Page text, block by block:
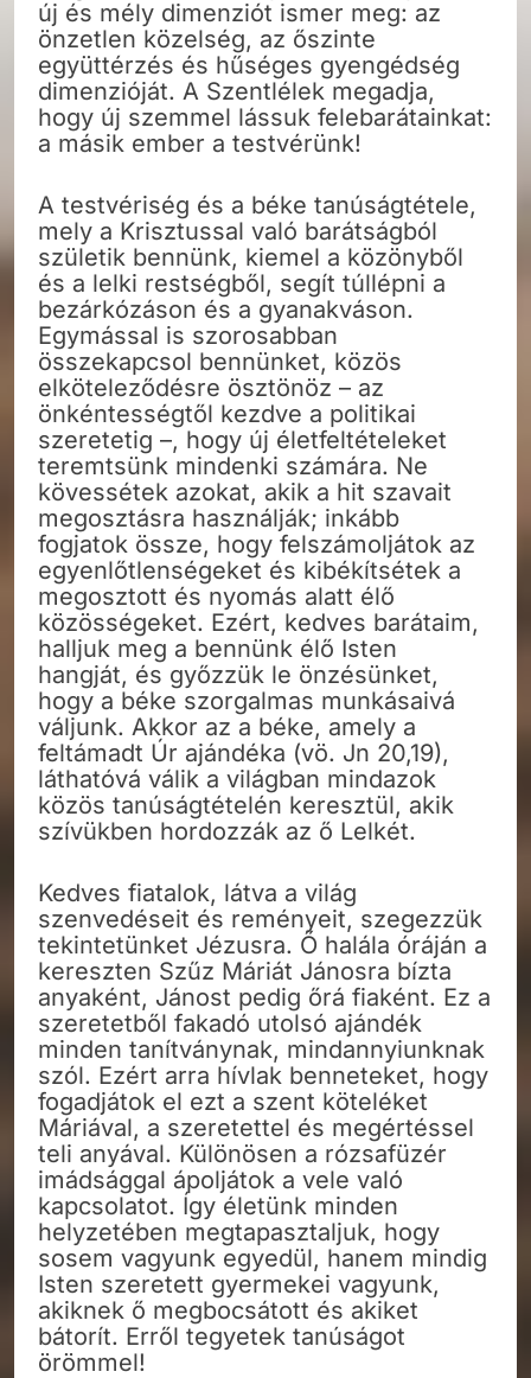
új és mély dimenziót ismer meg: az
önzetlen közelség, az őszinte
együttérzés és hűséges gyengédség
dimenzióját. A Szentlélek megadja,
hogy új szemmel lássuk felebarátainkat:
a másik ember a testvérünk!
A testvériség és a béke tanúságtétele,
mely a Krisztussal való barátságból
születik bennünk, kiemel a közönyből
és a lelki restségből, segít túllépni a
bezárkózáson és a gyanakváson.
Egymással is szorosabban
összekapcsol bennünket, közös
elköteleződésre ösztönöz – az
önkéntességtől kezdve a politikai
szeretetig –, hogy új életfeltételeket
teremtsünk mindenki számára. Ne
kövessétek azokat, akik a hit szavait
megosztásra használják; inkább
fogjatok össze, hogy felszámoljátok az
egyenlőtlenségeket és kibékítsétek a
megosztott és nyomás alatt élő
közösségeket. Ezért, kedves barátaim,
halljuk meg a bennünk élő Isten
hangját, és győzzük le önzésünket,
hogy a béke szorgalmas munkásaivá
váljunk. Akkor az a béke, amely a
feltámadt Úr ajándéka (vö. Jn 20,19),
láthatóvá válik a világban mindazok
közös tanúságtételén keresztül, akik
szívükben hordozzák az ő Lelkét.
Kedves fiatalok, látva a világ
szenvedéseit és reményeit, szegezzük
tekintetünket Jézusra. Ő halála óráján a
kereszten Szűz Máriát Jánosra bízta
anyaként, Jánost pedig őrá fiaként. Ez a
szeretetből fakadó utolsó ajándék
minden tanítványnak, mindannyiunknak
szól. Ezért arra hívlak benneteket, hogy
fogadjátok el ezt a szent köteléket
Máriával, a szeretettel és megértéssel
teli anyával. Különösen a rózsafüzér
imádsággal ápoljátok a vele való
kapcsolatot. Így életünk minden
helyzetében megtapasztaljuk, hogy
sosem vagyunk egyedül, hanem mindig
Isten szeretett gyermekei vagyunk,
akiknek ő megbocsátott és akiket
bátorít. Erről tegyetek tanúságot
örömmel!